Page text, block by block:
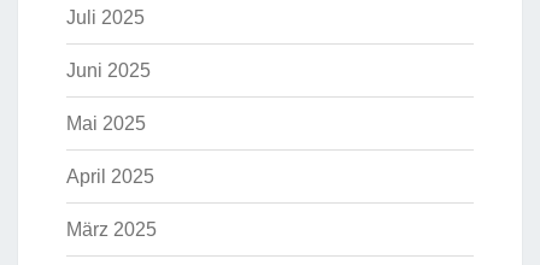
Juli 2025
Juni 2025
Mai 2025
April 2025
März 2025